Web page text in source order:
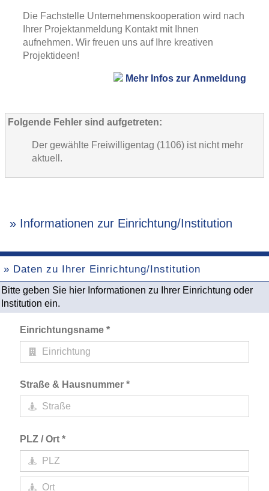
Die Fachstelle Unternehmenskooperation wird nach
Ihrer Projektanmeldung Kontakt mit Ihnen
aufnehmen. Wir freuen uns auf Ihre kreativen
Projektideen!
Mehr Infos zur Anmeldung
Folgende Fehler sind aufgetreten:
Der gewählte Freiwilligentag (1106) ist nicht mehr
aktuell.
» Informationen zur Einrichtung/Institution
» Daten zu Ihrer Einrichtung/Institution
Bitte geben Sie hier Informationen zu Ihrer Einrichtung oder
Institution ein.
Einrichtungsname *
Straße & Hausnummer *
PLZ / Ort *